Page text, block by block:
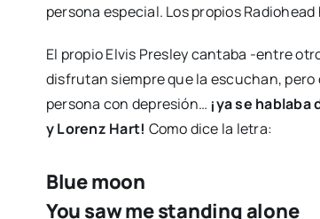
persona especial. Los propios
El propio Elvis Presley cantaba -entre
disfrutan siempre que la escuchan,
persona con depresión… ¡ya se
y Lorenz Hart! Como dice la letra:
Blue moon
​You saw me standing alone